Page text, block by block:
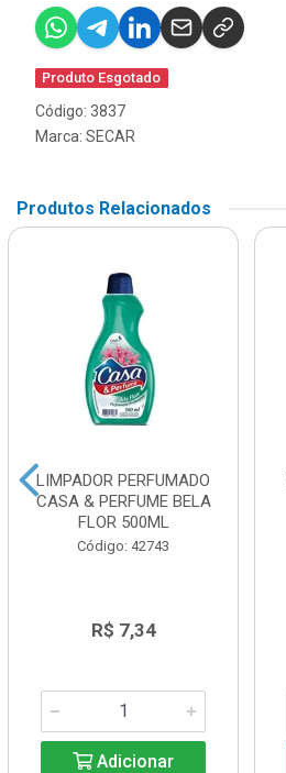
Produto Esgotado
Código: 3837
Marca: SECAR
Produtos Relacionados
LIMPADOR PERFUMADO
CASA & PERFUME BELA
FLOR 500ML
Código: 42743
R$ 7,34
Adicionar